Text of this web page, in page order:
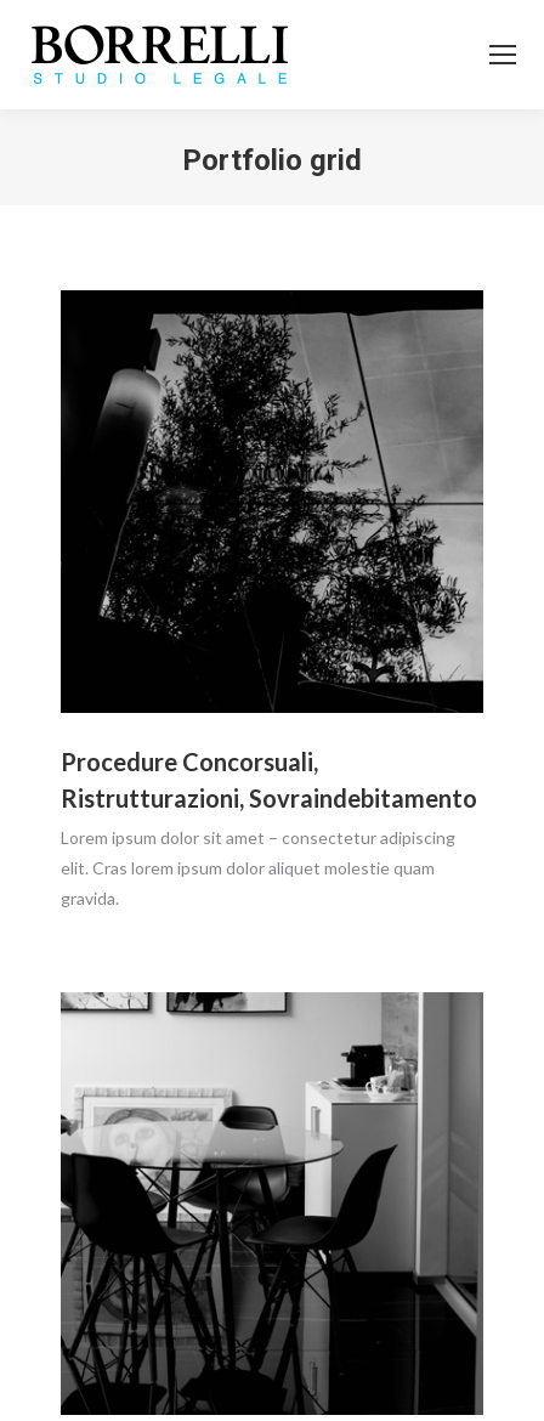
Portfolio grid
Procedure Concorsuali,
Ristrutturazioni, Sovraindebitamento
Lorem ipsum dolor sit amet – consectetur adipiscing
elit. Cras lorem ipsum dolor aliquet molestie quam
gravida.